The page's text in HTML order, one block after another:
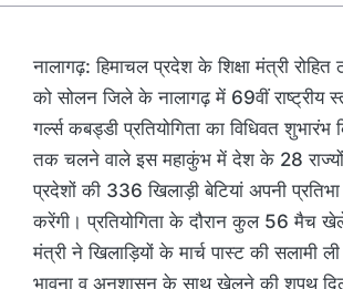
नालागढ़: हिमाचल प्रदेश के शिक्षा मंत्री रोहित
को सोलन जिले के नालागढ़ में 69वीं राष्ट्रीय
गर्ल्स कबड्डी प्रतियोगिता का विधिवत शुभारंभ
तक चलने वाले इस महाकुंभ में देश के 28
प्रदेशों की 336 खिलाड़ी बेटियां अपनी
करेंगी। प्रतियोगिता के दौरान कुल 56 मैच खेले
मंत्री ने खिलाड़ियों के मार्च पास्ट की सलामी
भावना व अनुशासन के साथ खेलने की शपथ